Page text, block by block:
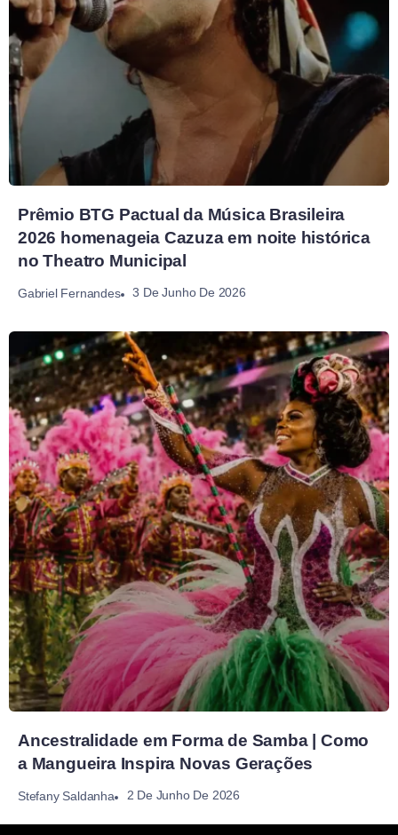
Prêmio BTG Pactual da Música Brasileira
2026 homenageia Cazuza em noite histórica
no Theatro Municipal
Gabriel Fernandes 3 De Junho De 2026
Ancestralidade em Forma de Samba | Como
a Mangueira Inspira Novas Gerações
Stefany Saldanha 2 De Junho De 2026